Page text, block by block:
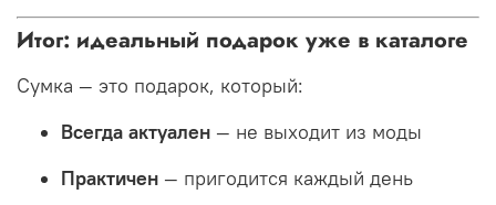
Итог: идеальный подарок уже в каталоге
Сумка — это подарок, который:
Всегда актуален — не выходит из моды
Практичен — пригодится каждый день